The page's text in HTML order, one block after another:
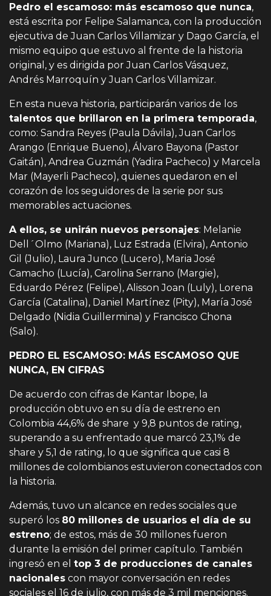
Pedro el escamoso: más escamoso que nunca,
está escrita por Felipe Salamanca, con la producción
ejecutiva de Juan Carlos Villamizar y Dago García, el
mismo equipo que estuvo al frente de la historia
original, y es dirigida por Juan Carlos Vásquez,
Andrés Marroquín y Juan Carlos Villamizar.
En esta nueva historia, participarán varios de los
talentos que brillaron en la primera temporada,
como: Sandra Reyes (Paula Dávila), Juan Carlos
Arango (Enrique Bueno), Álvaro Bayona (Pastor
Gaitán), Andrea Guzmán (Yadira Pacheco) y Marcela
Mar (Mayerli Pacheco), quienes quedaron en el
corazón de los seguidores de la serie por sus
memorables actuaciones.
A ellos, se unirán nuevos personajes: Melanie
Dell´Olmo (Mariana), Luz Estrada (Elvira), Antonio
Gil (Julio), Laura Junco (Lucero), Maria José
Camacho (Lucía), Carolina Serrano (Margie),
Eduardo Pérez (Felipe), Alisson Joan (Luly), Lorena
García (Catalina), Daniel Martínez (Pity), María José
Delgado (Nidia Guillermina) y Francisco Chona
(Salo).
PEDRO EL ESCAMOSO: MÁS ESCAMOSO QUE
NUNCA, EN CIFRAS
De acuerdo con cifras de Kantar Ibope, la
producción obtuvo en su día de estreno en
Colombia 44,6% de share y 9,8 puntos de rating,
superando a su enfrentado que marcó 23,1% de
share y 5,1 de rating, lo que significa que casi 8
millones de colombianos estuvieron conectados con
la historia.
Además, tuvo un alcance en redes sociales que
superó los 80 millones de usuarios el día de su
estreno; de estos, más de 30 millones fueron
durante la emisión del primer capítulo. También
ingresó en el top 3 de producciones de canales
nacionales con mayor conversación en redes
sociales el 16 de julio, con más de 3 mil menciones.